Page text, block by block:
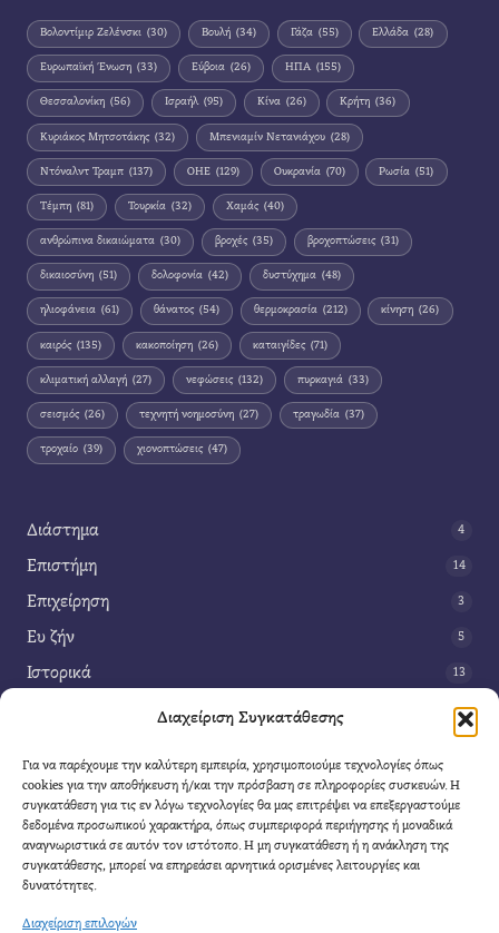
Διαχείριση Συγκατάθεσης
Για να παρέχουμε την καλύτερη εμπειρία, χρησιμοποιούμε τεχνολογίες όπως
cookies για την αποθήκευση ή/και την πρόσβαση σε πληροφορίες συσκευών. Η
συγκατάθεση για τις εν λόγω τεχνολογίες θα μας επιτρέψει να επεξεργαστούμε
δεδομένα προσωπικού χαρακτήρα, όπως συμπεριφορά περιήγησης ή μοναδικά
αναγνωριστικά σε αυτόν τον ιστότοπο. Η μη συγκατάθεση ή η ανάκληση της
συγκατάθεσης, μπορεί να επηρεάσει αρνητικά ορισμένες λειτουργίες και
δυνατότητες.
Διαχείριση επιλογών
Βολοντίμιρ Ζελένσκι (30) Βουλή (34) Γάζα (55) Ελλάδα (28)
Ευρωπαϊκή Ένωση (33) Εύβοια (26) ΗΠΑ (155)
Θεσσαλονίκη (56) Ισραήλ (95) Κίνα (26) Κρήτη (36)
Κυριάκος Μητσοτάκης (32) Μπενιαμίν Νετανιάχου (28)
Ντόναλντ Τραμπ (137) ΟΗΕ (129) Ουκρανία (70) Ρωσία (51)
Τέμπη (81) Τουρκία (32) Χαμάς (40)
ανθρώπινα δικαιώματα (30) βροχές (35) βροχοπτώσεις (31)
δικαιοσύνη (51) δολοφονία (42) δυστύχημα (48)
ηλιοφάνεια (61) θάνατος (54) θερμοκρασία (212) κίνηση (26)
καιρός (135) κακοποίηση (26) καταιγίδες (71)
κλιματική αλλαγή (27) νεφώσεις (132) πυρκαγιά (33)
σεισμός (26) τεχνητή νοημοσύνη (27) τραγωδία (37)
τροχαίο (39) χιονοπτώσεις (47)
Διάστημα 4
Επιστήμη 14
Επιχείρηση 3
Ευ ζήν 5
Ιστορικά 13
42
Τέχνη 3
Τεχνολογία
Υγεία
Φαντασία